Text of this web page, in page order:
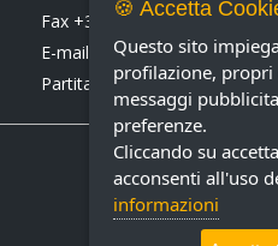
Fax +39 0464 430938
E-mail:
marenga@marenga.it
Partita IVA IT02232370227
🍪 Accetta
Questo sito
profilazione,
messaggi
preferenze.
Cliccando su
acconsenti all'uso
informazioni